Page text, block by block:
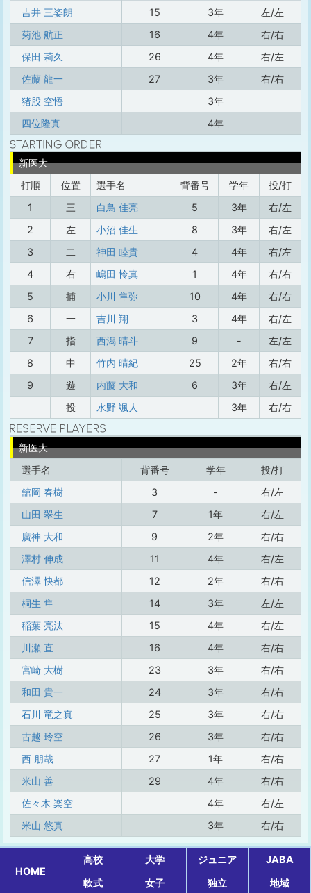
吉井 三姿朗
15 3年
左/左
菊池 航正
16 4年
右/右
保田 莉久
26 4年
右/左
佐藤 龍一
27 3年
右/右
猪股 空悟
3年
四位隆真
4年
新医大
打順
位置 選手名 背番号 学年
投/打
1
三 白鳥 佳亮 5 3年
右/左
2
左 小沼 佳生 8 3年
右/左
3
二 神田 睦貴 4 4年
右/左
4
右 嶋田 怜真 1 4年
右/右
5
捕 小川 隼弥 10 4年
右/右
6
一 吉川 翔 3 4年
右/左
7
指 西潟 晴斗 9 -
左/左
8
中 竹内 晴紀 25 2年
右/右
9
遊 内藤 大和 6 3年
右/左
投
水野 颯人 3年 右/右
新医大
選手名
背番号 学年
投/打
舘岡 春樹
3 -
右/左
山田 翠生
7 1年
右/左
廣神 大和
9 2年
右/右
澤村 伸成
11 4年
右/左
信澤 快都
12 2年
右/右
桐生 隼
14 3年
左/左
稲葉 亮汰
15 4年
右/左
川瀬 直
16 4年
右/右
宮崎 大樹
23 3年
右/右
和田 貴一
24 3年
右/右
石川 竜之真
25 3年
右/右
古越 玲空
26 3年
右/右
西 朋哉
27 1年
右/右
米山 善
29 4年
右/右
佐々木 楽空
4年
右/左
米山 悠真
3年 右/右
HOME
高校 大学 ジュニア
JABA
軟式
女子 独立 地域